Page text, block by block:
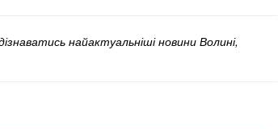
найактуальніші новини Волині,